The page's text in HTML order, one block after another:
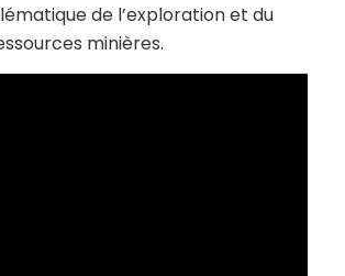
de l’exploration et du
minières.